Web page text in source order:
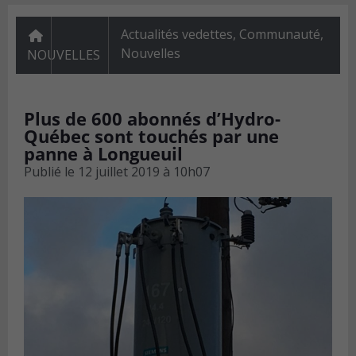
NOUVELLES
Actualités vedettes, Communauté,
Nouvelles
Plus de 600 abonnés d’Hydro-
Québec sont touchés par une
panne à Longueuil
Publié le 12 juillet 2019 à 10h07